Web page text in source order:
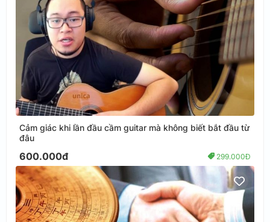
Cảm giác khi lần đầu cầm guitar mà không biết bắt đầu từ
đâu
600.000đ 299.000Đ